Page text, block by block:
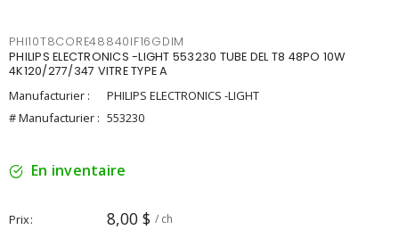
PHI10T8CORE48840IF16GDIM
PHILIPS ELECTRONICS -LIGHT 553230 TUBE DEL T8 48PO 10W
4K120/277/347 VITRE TYPE A
Manufacturier :
PHILIPS ELECTRONICS -LIGHT
# Manufacturier : 553230
En inventaire
Prix 8,00 $ / ch